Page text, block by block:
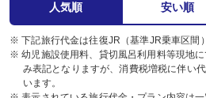
人気順 安い順
※ 下記旅行代金は往復JR（基準JR乗車区間
※ 幼児施設使用料、貸切風呂利用料等現地
み表記となりますが、消費税増税に伴い
います。